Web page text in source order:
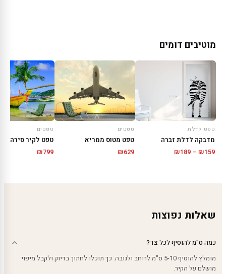
מוטיבים דומים
טפט לדלת
מדבקה לדלת זברה
₪159
–
₪189
טפטים
טפט מטוס ממריא
₪629
טפטים
טפט לקיר סירה
₪799
שאלות נפוצות
כמה ס"מ להוסיף לכל צד?
מומלץ להוסיף 5-10 ס"מ לרוחב ולגובה. כך תוכלו לחתוך בדיוק ולקבל מיפוי
מושלם על הקיר.